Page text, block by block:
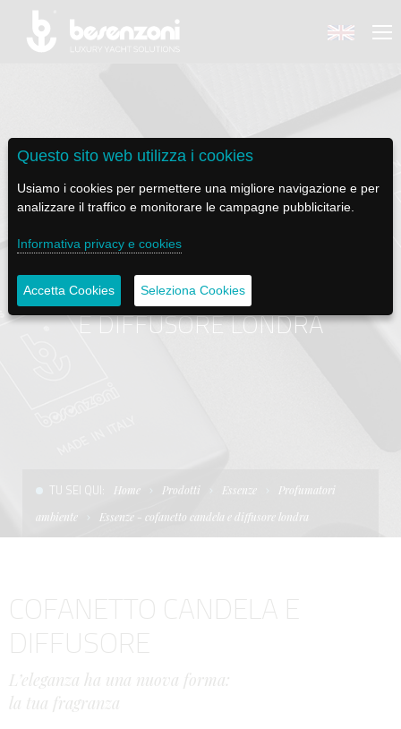
BACK
BESENZONI
AZIENDA
STORIA
CODICE ETICO
BACK
PRODOTTI
POLTRONE PILOTA
BASI TAVOLO
PASSERELLE
BACK
BE ELECTRIC
LAPASSERELLA
LASCALA
IL SALPA ANCORA
BACK
NEWS MEDIA
NEWS
VIDEO
SOCIAL
BACK
ASSISTENZA
TUTORIALS
MANUTENZIONE
ESSENZE - COFANETTO CANDELA
E DIFFUSORE LONDRA
TU SEI QUI: Home Prodotti Essenze
Profumatori
ambiente
Essenze - cofanetto candela e diffusore londra
COFANETTO CANDELA E
DIFFUSORE
L’eleganza ha una nuova forma:
la tua fragranza
Questo sito web utilizza i cookies
Usiamo i cookies per permettere una migliore navigazione e per
analizzare il traffico e monitorare le campagne pubblicitarie.
Informativa privacy e cookies
Accetta Cookies Seleziona Cookies